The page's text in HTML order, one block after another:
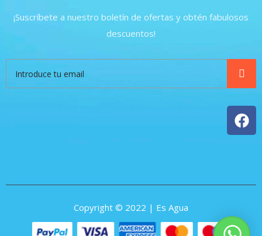
¡Suscríbete a nuestro boletín de ofertas y obtén fabulosos
descuentos!
Copyright © 2022 | Es Agua